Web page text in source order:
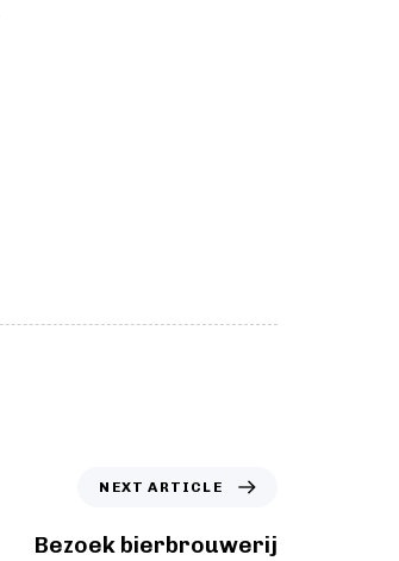
NEXT ARTICLE
Bezoek bierbrouwerij